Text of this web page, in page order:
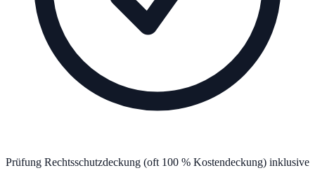
Prüfung Rechtsschutzdeckung (oft 100 % Kostendeckung) inklusive